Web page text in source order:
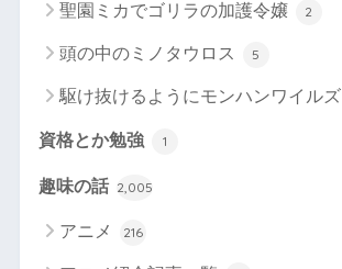
聖園ミカでゴリラの加護令嬢 2
頭の中のミノタウロス 5
駆け抜けるようにモンハンワイルズ
資格とか勉強 1
趣味の話 2,005
アニメ 216